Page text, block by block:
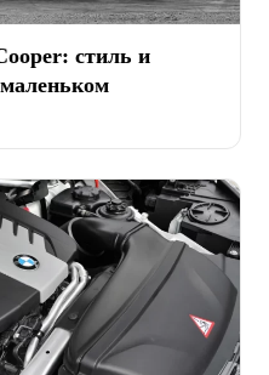
стиль и